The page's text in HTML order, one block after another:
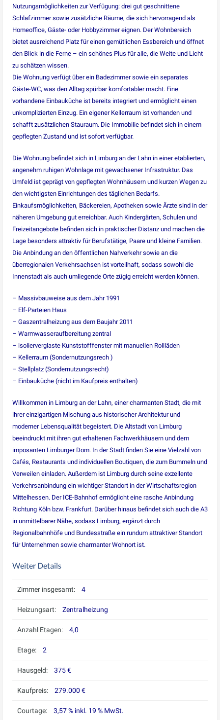
Nutzungsmöglichkeiten zur Verfügung: drei gut geschnittene
Schlafzimmer sowie zusätzliche Räume, die sich hervorragend als
Homeoffice, Gäste- oder Hobbyzimmer eignen. Der Wohnbereich
bietet ausreichend Platz für einen gemütlichen Essbereich und öffnet
den Blick in die Ferne – ein schönes Plus für alle, die Weite und Licht
zu schätzen wissen.
Die Wohnung verfügt über ein Badezimmer sowie ein separates
Gäste-WC, was den Alltag spürbar komfortabler macht. Eine
vorhandene Einbauküche ist bereits integriert und ermöglicht einen
unkomplizierten Einzug. Ein eigener Kellerraum ist vorhanden und
schafft zusätzlichen Stauraum. Die Immobilie befindet sich in einem
gepflegten Zustand und ist sofort verfügbar.
Die Wohnung befindet sich in Limburg an der Lahn in einer etablierten,
angenehm ruhigen Wohnlage mit gewachsener Infrastruktur. Das
Umfeld ist geprägt von gepflegten Wohnhäusern und kurzen Wegen zu
den wichtigsten Einrichtungen des täglichen Bedarfs.
Einkaufsmöglichkeiten, Bäckereien, Apotheken sowie Ärzte sind in der
näheren Umgebung gut erreichbar. Auch Kindergärten, Schulen und
Freizeitangebote befinden sich in praktischer Distanz und machen die
Lage besonders attraktiv für Berufstätige, Paare und kleine Familien.
Die Anbindung an den öffentlichen Nahverkehr sowie an die
überregionalen Verkehrsachsen ist vorteilhaft, sodass sowohl die
Innenstadt als auch umliegende Orte zügig erreicht werden können.
– Massivbauweise aus dem Jahr 1991
– Elf-Parteien Haus
– Gaszentralheizung aus dem Baujahr 2011
– Warmwasseraufbereitung zentral
– isolierverglaste Kunststofffenster mit manuellen Rollläden
– Kellerraum (Sondernutzungsrech )
– Stellplatz (Sondernutzungsrecht)
– Einbauküche (nicht im Kaufpreis enthalten)
Willkommen in Limburg an der Lahn, einer charmanten Stadt, die mit
ihrer einzigartigen Mischung aus historischer Architektur und
moderner Lebensqualität begeistert. Die Altstadt von Limburg
beeindruckt mit ihren gut erhaltenen Fachwerkhäusern und dem
imposanten Limburger Dom. In der Stadt finden Sie eine Vielzahl von
Cafés, Restaurants und individuellen Boutiquen, die zum Bummeln und
Verweilen einladen. Außerdem ist Limburg durch seine exzellente
Verkehrsanbindung ein wichtiger Standort in der Wirtschaftsregion
Mittelhessen. Der ICE-Bahnhof ermöglicht eine rasche Anbindung
Richtung Köln bzw. Frankfurt. Darüber hinaus befindet sich auch die A3
in unmittelbarer Nähe, sodass Limburg, ergänzt durch
Regionalbahnhöfe und Bundesstraße ein rundum attraktiver Standort
für Unternehmen sowie charmanter Wohnort ist.
Weiter Details
Zimmer insgesamt: 4
Heizungsart: Zentralheizung
Anzahl Etagen: 4,0
Etage: 2
Hausgeld: 375 €
Kaufpreis: 279.000 €
Courtage: 3,57 % inkl. 19 % MwSt.